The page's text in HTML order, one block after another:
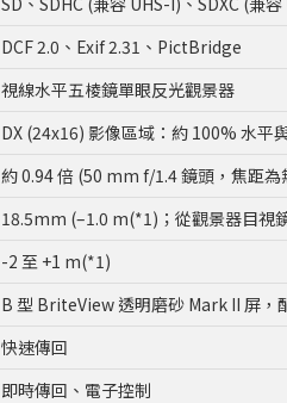
DCF 2.0、Exif 2.31、PictBridge
視線水平五棱鏡單眼反光觀景器
DX (24x16) 影像區域：約 100% 水平
約 0.94 倍 (50 mm f/1.4 鏡頭，焦距
18.5mm (–1.0 m(*1)；從觀景器目視
-2 至 +1 m(*1)
B 型 BriteView 透明磨砂 Mark II 屏，
快速傳回
即時傳回、電子控制